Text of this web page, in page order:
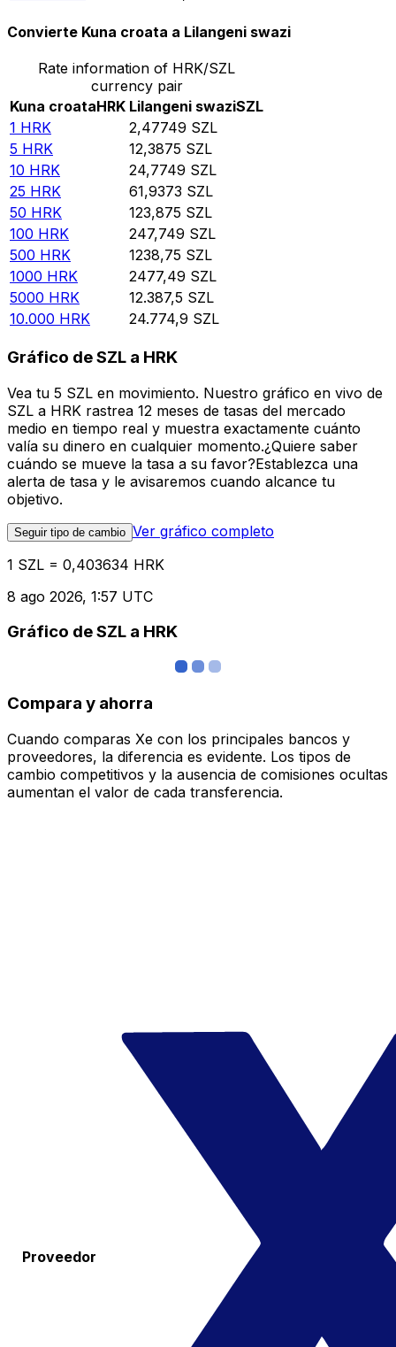
Convierte Kuna croata a Lilangeni swazi
Rate information of HRK/SZL
currency pair
Kuna croataHRK Lilangeni swaziSZL
1 HRK 2,47749 SZL
5 HRK 12,3875 SZL
10 HRK 24,7749 SZL
25 HRK 61,9373 SZL
50 HRK 123,875 SZL
100 HRK 247,749 SZL
500 HRK 1238,75 SZL
1000 HRK 2477,49 SZL
5000 HRK 12.387,5 SZL
10.000 HRK 24.774,9 SZL
Gráfico de SZL a HRK
Vea tu 5 SZL en movimiento. Nuestro gráfico en vivo de
SZL a HRK rastrea 12 meses de tasas del mercado
medio en tiempo real y muestra exactamente cuánto
valía su dinero en cualquier momento.¿Quiere saber
cuándo se mueve la tasa a su favor?Establezca una
alerta de tasa y le avisaremos cuando alcance tu
objetivo.
Seguir tipo de cambio Ver gráfico completo
1 SZL = 0,403634 HRK
8 ago 2026, 1:57 UTC
Gráfico de SZL a HRK
Compara y ahorra
Cuando comparas Xe con los principales bancos y
proveedores, la diferencia es evidente. Los tipos de
cambio competitivos y la ausencia de comisiones ocultas
aumentan el valor de cada transferencia.
Proveedor